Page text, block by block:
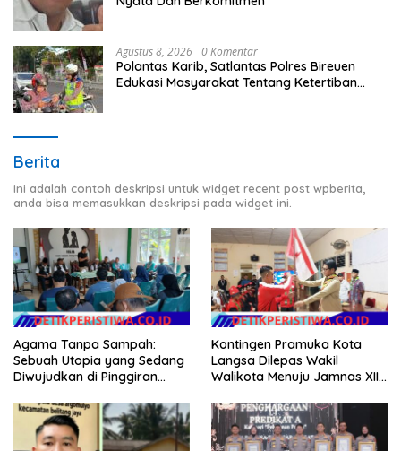
Agustus 8, 2026 0 Komentar
Polantas Karib, Satlantas Polres Bireuen
Edukasi Masyarakat Tentang Ketertiban
Berita
Ini adalah contoh deskripsi untuk widget recent post wpberita,
anda bisa memasukkan deskripsi pada widget ini.
Agama Tanpa Sampah:
Sebuah Utopia yang Sedang
Diwujudkan di Pinggiran
Kontingen Pramuka Kota
Langsa Dilepas Wakil
Walikota Menuju Jamnas XII